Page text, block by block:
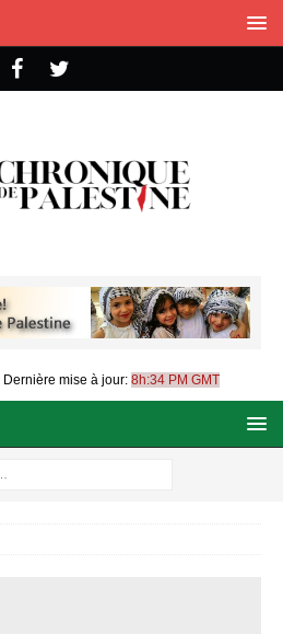
Dernière mise à jour: 8h:34 PM GMT